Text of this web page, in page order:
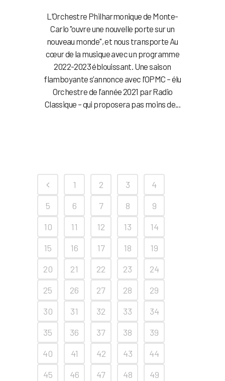
L’Orchestre Philharmonique de Monte-
Carlo "ouvre une nouvelle porte sur un
nouveau monde", et nous transporte Au
cœur de la musique avec un programme
2022-2023 éblouissant. Une saison
flamboyante s’annonce avec l’OPMC – élu
Orchestre de l’année 2021 par Radio
Classique – qui proposera pas moins de...
1 2 3
4
5
6 7 8
9
10
11 12 13
14
15
16 17 18
19
20
21 22 23
24
25
26 27 28
29
30
31 32 33
34
35
36 37 38
39
40
41 42 43
44
45
46 47 48
49